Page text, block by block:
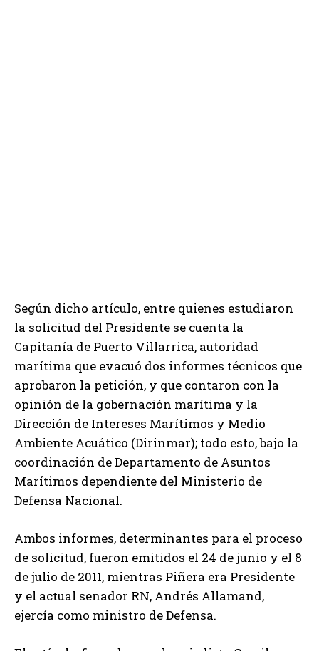
Según dicho artículo, entre quienes estudiaron
la solicitud del Presidente se cuenta la
Capitanía de Puerto Villarrica, autoridad
marítima que evacuó dos informes técnicos que
aprobaron la petición, y que contaron con la
opinión de la gobernación marítima y la
Dirección de Intereses Marítimos y Medio
Ambiente Acuático (Dirinmar); todo esto, bajo la
coordinación de Departamento de Asuntos
Marítimos dependiente del Ministerio de
Defensa Nacional.
Ambos informes, determinantes para el proceso
de solicitud, fueron emitidos el 24 de junio y el 8
de julio de 2011, mientras Piñera era Presidente
y el actual senador RN, Andrés Allamand,
ejercía como ministro de Defensa.